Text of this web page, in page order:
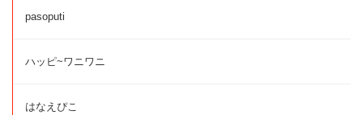
pasoputi
ハッピ~ワニワニ
はなえぴこ